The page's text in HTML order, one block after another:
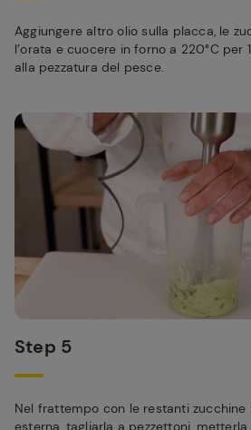
Aggiungere altro olio sulla placca, le
l’orata e cuocere in forno a 220°C per
alla pezzatura del pesce.
Step 5
Nel frattempo con le restanti
esterna, tagliarla a pezzettoni,